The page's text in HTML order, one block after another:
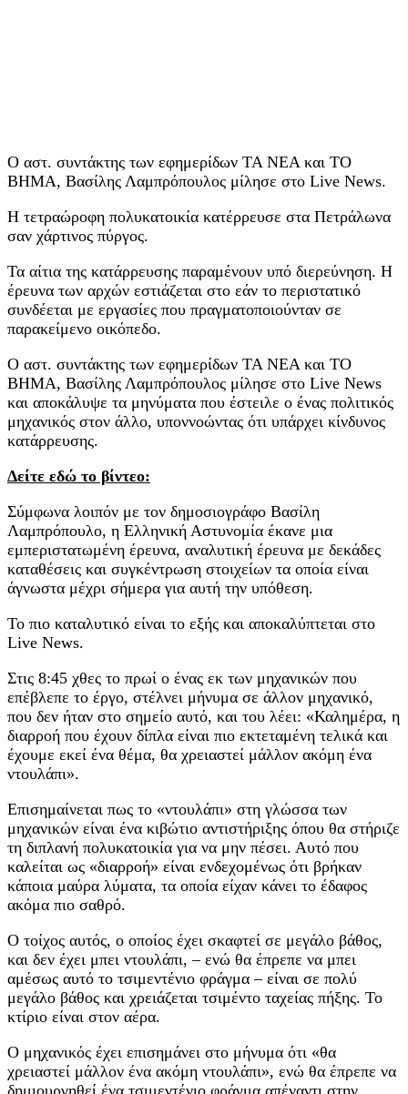
Ο αστ. συντάκτης των εφημερίδων ΤΑ ΝΕΑ και ΤΟ
ΒΗΜΑ, Βασίλης Λαμπρόπουλος μίλησε στο Live News.
Η τετραώροφη πολυκατοικία κατέρρευσε στα Πετράλωνα
σαν χάρτινος πύργος.
Τα αίτια της κατάρρευσης παραμένουν υπό διερεύνηση. Η
έρευνα των αρχών εστιάζεται στο εάν το περιστατικό
συνδέεται με εργασίες που πραγματοποιούνταν σε
παρακείμενο οικόπεδο.
Ο αστ. συντάκτης των εφημερίδων ΤΑ ΝΕΑ και ΤΟ
ΒΗΜΑ, Βασίλης Λαμπρόπουλος μίλησε στο Live News
και αποκάλυψε τα μηνύματα που έστειλε ο ένας πολιτικός
μηχανικός στον άλλο, υποννοώντας ότι υπάρχει κίνδυνος
κατάρρευσης.
Δείτε εδώ το βίντεο:
Σύμφωνα λοιπόν με τον δημοσιογράφο Βασίλη
Λαμπρόπουλο, η Ελληνική Αστυνομία έκανε μια
εμπεριστατωμένη έρευνα, αναλυτική έρευνα με δεκάδες
καταθέσεις και συγκέντρωση στοιχείων τα οποία είναι
άγνωστα μέχρι σήμερα για αυτή την υπόθεση.
Το πιο καταλυτικό είναι το εξής και αποκαλύπτεται στο
Live News.
Στις 8:45 χθες το πρωί ο ένας εκ των μηχανικών που
επέβλεπε το έργο, στέλνει μήνυμα σε άλλον μηχανικό,
που δεν ήταν στο σημείο αυτό, και του λέει: «Καλημέρα, η
διαρροή που έχουν δίπλα είναι πιο εκτεταμένη τελικά και
έχουμε εκεί ένα θέμα, θα χρειαστεί μάλλον ακόμη ένα
ντουλάπι».
Επισημαίνεται πως το «ντουλάπι» στη γλώσσα των
μηχανικών είναι ένα κιβώτιο αντιστήριξης όπου θα στήριζε
τη διπλανή πολυκατοικία για να μην πέσει. Αυτό που
καλείται ως «διαρροή» είναι ενδεχομένως ότι βρήκαν
κάποια μαύρα λύματα, τα οποία είχαν κάνει το έδαφος
ακόμα πιο σαθρό.
Ο τοίχος αυτός, ο οποίος έχει σκαφτεί σε μεγάλο βάθος,
και δεν έχει μπει ντουλάπι, – ενώ θα έπρεπε να μπει
αμέσως αυτό το τσιμεντένιο φράγμα – είναι σε πολύ
μεγάλο βάθος και χρειάζεται τσιμέντο ταχείας πήξης. Το
κτίριο είναι στον αέρα.
Ο μηχανικός έχει επισημάνει στο μήνυμα ότι «θα
χρειαστεί μάλλον ένα ακόμη ντουλάπι», ενώ θα έπρεπε να
δημιουργηθεί ένα τσιμεντένιο φράγμα απέναντι στην